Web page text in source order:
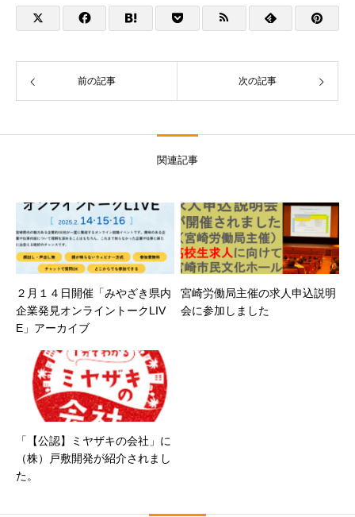
前の記事 次の記事
関連記事
２月１４日開催「みやざき県内
企業発見オンライントークLIV
E」アーカイブ
宮崎労働局主催の求人申込説明
会に参加しました
「【公認】ミヤザキの会社」に
（株）戸敷開発が紹介されまし
た。